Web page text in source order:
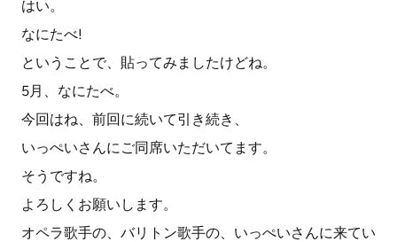
はい。
なにたべ!
ということで、貼ってみましたけどね。
5月、なにたべ。
今回はね、前回に続いて引き続き、
いっぺいさんにご同席いただいてます。
そうですね。
よろしくお願いします。
オペラ歌手の、バリトン歌手の、いっぺいさんに来てい